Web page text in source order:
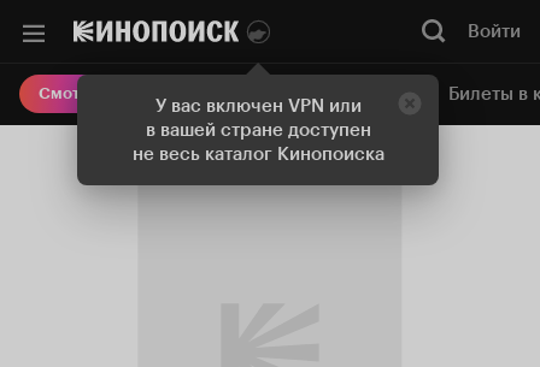
У вас включен VPN или
в вашей стране доступен
не весь каталог Кинопоиска
Войти
Смотреть кино Онлайн-кинотеатр Билеты в